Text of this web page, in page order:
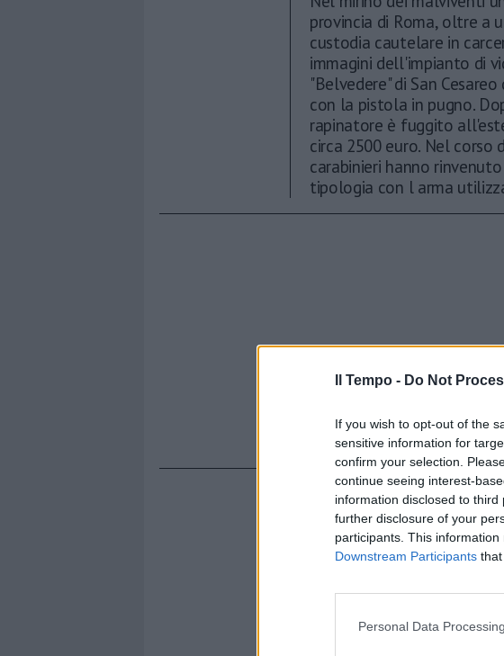
Il Tempo - Do Not
If you wish to opt-out of the
sensitive information for
confirm your selection.
continue seeing interest-
information disclosed to
further disclosure of your
participants. This
Downstream Participants
Personal Data
provincia di Roma, oltre a
custodia cautelare in
immagini dell'impianto di
"Belvedere" di San
con la pistola in pugno.
rapinatore è fuggito
circa 2500 euro. Nel corso
carabinieri hanno
tipologia con l arma